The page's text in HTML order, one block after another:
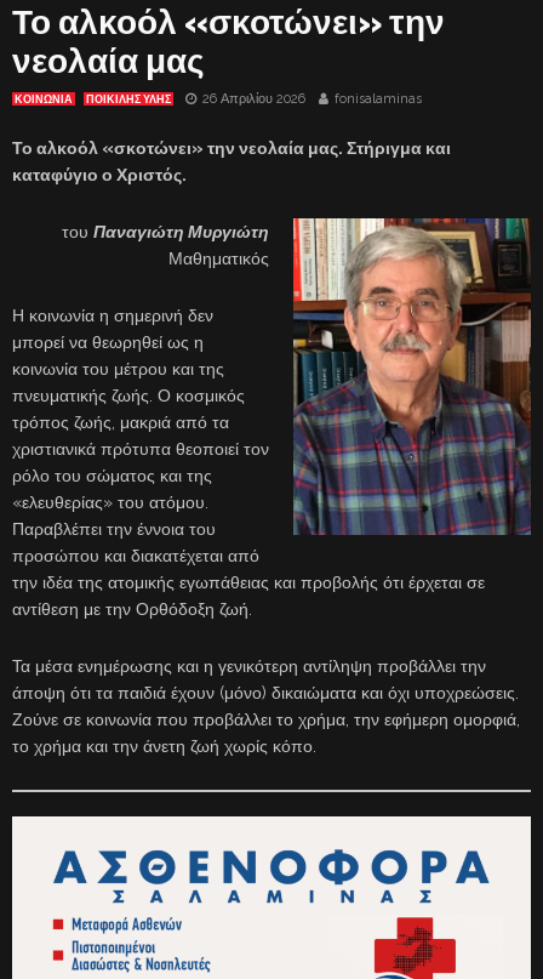
Το αλκοόλ «σκοτώνει» την
νεολαία μας
ΚΟΙΝΩΝΙΑ ΠΟΙΚΙΛΗΣ ΥΛΗΣ 26 Απριλίου 2026 fonisalaminas
Το αλκοόλ «σκοτώνει» την νεολαία μας. Στήριγμα και
καταφύγιο ο Χριστός.
του Παναγιώτη Μυργιώτη
Μαθηματικός
Η κοινωνία η σημερινή δεν
μπορεί να θεωρηθεί ως η
κοινωνία του μέτρου και της
πνευματικής ζωής. Ο κοσμικός
τρόπος ζωής, μακριά από τα
χριστιανικά πρότυπα θεοποιεί τον
ρόλο του σώματος και της
«ελευθερίας» του ατόμου.
Παραβλέπει την έννοια του
προσώπου και διακατέχεται από
την ιδέα της ατομικής εγωπάθειας και προβολής ότι έρχεται σε
αντίθεση με την Ορθόδοξη ζωή.
Τα μέσα ενημέρωσης και η γενικότερη αντίληψη προβάλλει την
άποψη ότι τα παιδιά έχουν (μόνο) δικαιώματα και όχι υποχρεώσεις.
Ζούνε σε κοινωνία που προβάλλει το χρήμα, την εφήμερη ομορφιά,
το χρήμα και την άνετη ζωή χωρίς κόπο.